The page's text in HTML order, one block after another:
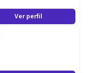
Ver perfil